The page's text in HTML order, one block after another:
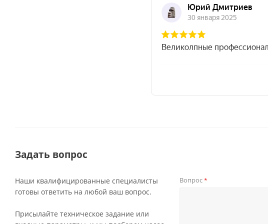
Задать вопрос
Наши квалифицированные специалисты
готовы ответить на любой ваш вопрос.
Присылайте техническое задание или
Вопрос*